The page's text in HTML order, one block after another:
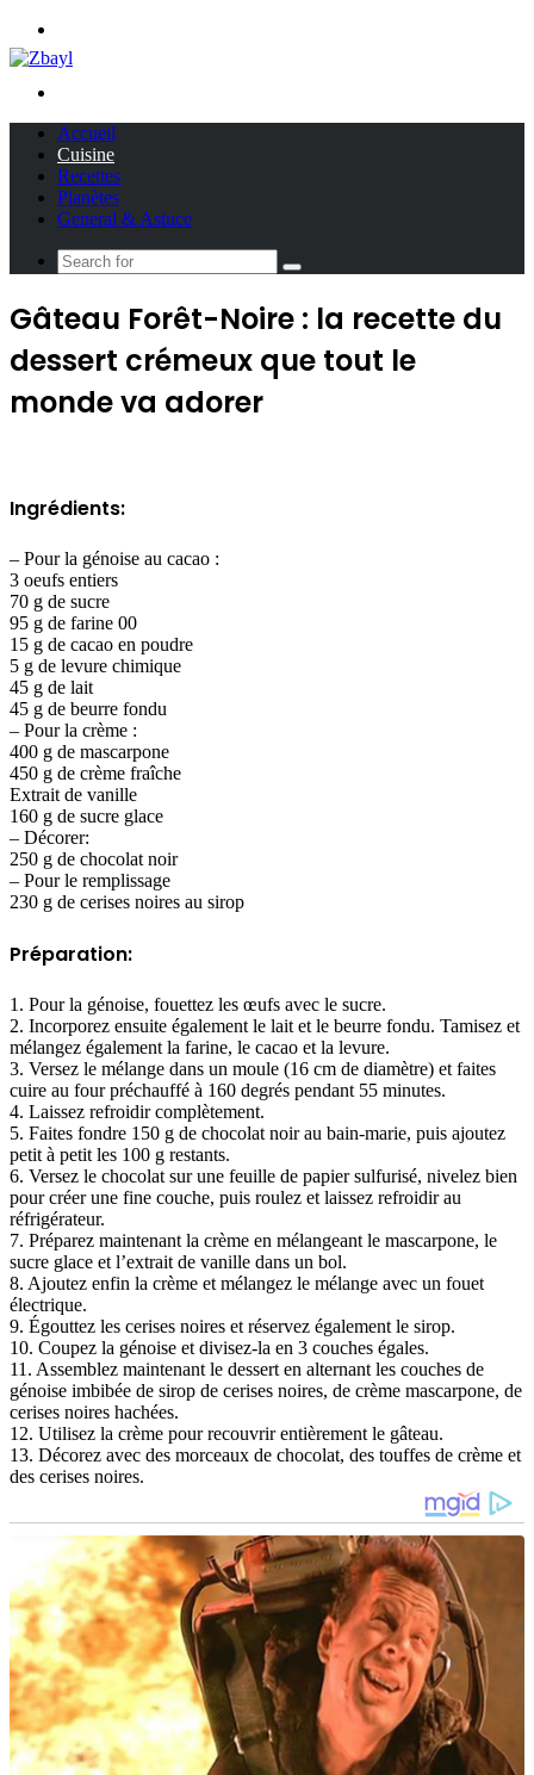
Accueil
Cuisine
Recettes
Planètes
General & Astuce
Search
Gâteau Forêt-Noire : la recette du
dessert crémeux que tout le
monde va adorer
Ingrédients:
– Pour la génoise au cacao :
3 oeufs entiers
70 g de sucre
95 g de farine 00
15 g de cacao en poudre
5 g de levure chimique
45 g de lait
45 g de beurre fondu
– Pour la crème :
400 g de mascarpone
450 g de crème fraîche
Extrait de vanille
160 g de sucre glace
– Décorer:
250 g de chocolat noir
– Pour le remplissage
230 g de cerises noires au sirop
Préparation:
1. Pour la génoise, fouettez les œufs avec le sucre.
2. Incorporez ensuite également le lait et le beurre fondu. Tamisez et
mélangez également la farine, le cacao et la levure.
3. Versez le mélange dans un moule (16 cm de diamètre) et faites
cuire au four préchauffé à 160 degrés pendant 55 minutes.
4. Laissez refroidir complètement.
5. Faites fondre 150 g de chocolat noir au bain-marie, puis ajoutez
petit à petit les 100 g restants.
6. Versez le chocolat sur une feuille de papier sulfurisé, nivelez bien
pour créer une fine couche, puis roulez et laissez refroidir au
réfrigérateur.
7. Préparez maintenant la crème en mélangeant le mascarpone, le
sucre glace et l’extrait de vanille dans un bol.
8. Ajoutez enfin la crème et mélangez le mélange avec un fouet
électrique.
9. Égouttez les cerises noires et réservez également le sirop.
10. Coupez la génoise et divisez-la en 3 couches égales.
11. Assemblez maintenant le dessert en alternant les couches de
génoise imbibée de sirop de cerises noires, de crème mascarpone, de
cerises noires hachées.
12. Utilisez la crème pour recouvrir entièrement le gâteau.
13. Décorez avec des morceaux de chocolat, des touffes de crème et
des cerises noires.